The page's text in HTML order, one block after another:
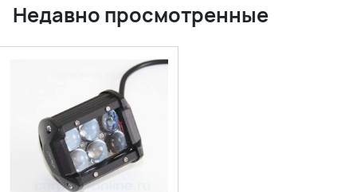
Недавно просмотренные